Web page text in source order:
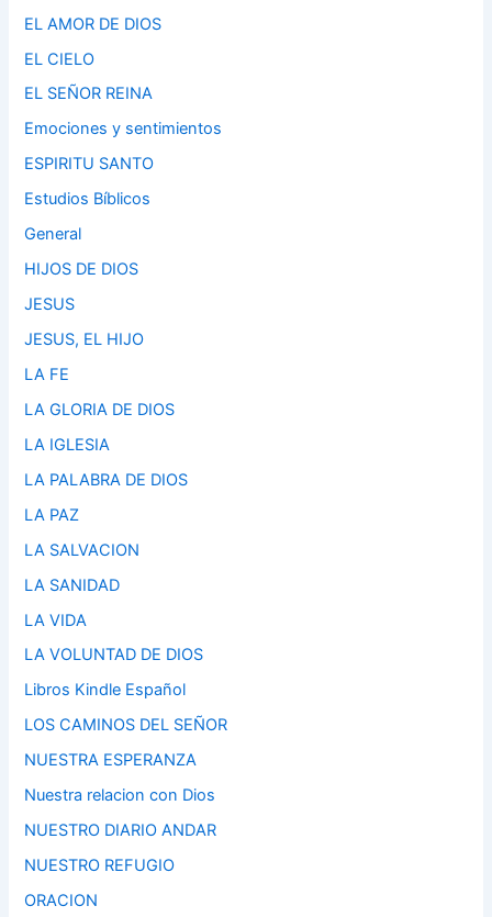
EL AMOR DE DIOS
EL CIELO
EL SEÑOR REINA
Emociones y sentimientos
ESPIRITU SANTO
Estudios Bíblicos
General
HIJOS DE DIOS
JESUS
JESUS, EL HIJO
LA FE
LA GLORIA DE DIOS
LA IGLESIA
LA PALABRA DE DIOS
LA PAZ
LA SALVACION
LA SANIDAD
LA VIDA
LA VOLUNTAD DE DIOS
Libros Kindle Español
LOS CAMINOS DEL SEÑOR
NUESTRA ESPERANZA
Nuestra relacion con Dios
NUESTRO DIARIO ANDAR
NUESTRO REFUGIO
ORACION